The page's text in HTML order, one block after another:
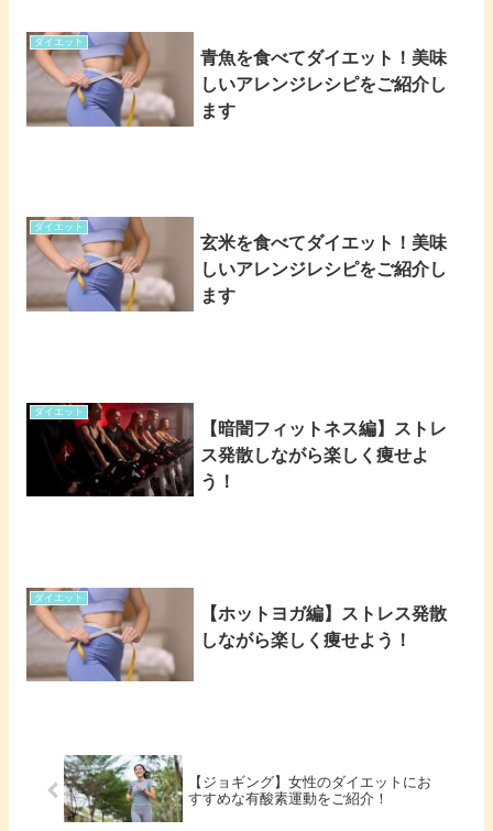
ダイエット
青魚を食べてダイエット！美味
しいアレンジレシピをご紹介し
ます
ダイエット
玄米を食べてダイエット！美味
しいアレンジレシピをご紹介し
ます
ダイエット
【暗闇フィットネス編】ストレ
ス発散しながら楽しく痩せよ
う！
ダイエット
【ホットヨガ編】ストレス発散
しながら楽しく痩せよう！
【ジョギング】女性のダイエットにお
すすめな有酸素運動をご紹介！